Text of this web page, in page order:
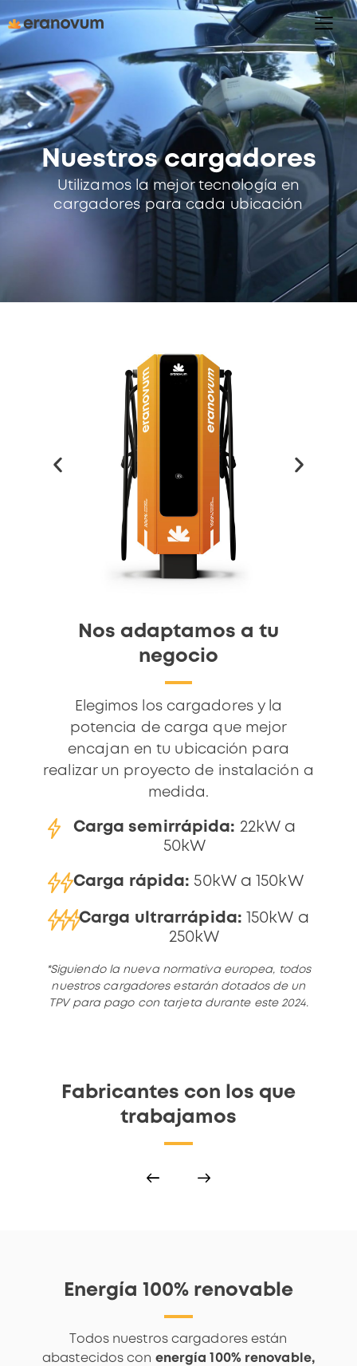
Nuestros cargadores
Utilizamos la mejor tecnología en
cargadores para cada ubicación
Nos adaptamos a tu
negocio
Elegimos los cargadores y la
potencia de carga que mejor
encajan en tu ubicación para
realizar un proyecto de instalación a
medida.
Carga semirrápida: 22kW a
50kW
Carga rápida: 50kW a 150kW
Carga ultrarrápida: 150kW a
250kW
*Siguiendo la nueva normativa europea, todos
nuestros cargadores estarán dotados de un
TPV para pago con tarjeta durante este 2024.
Fabricantes con los que
trabajamos
Energía 100% renovable
Todos nuestros cargadores están
abastecidos con energía 100% renovable,